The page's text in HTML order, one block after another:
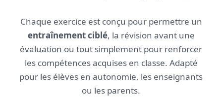
Chaque exercice est conçu pour permettre un
entraînement ciblé, la révision avant une
évaluation ou tout simplement pour renforcer
les compétences acquises en classe. Adapté
pour les élèves en autonomie, les enseignants
ou les parents.